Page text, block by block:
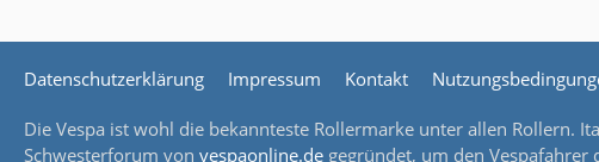
Datenschutzerklärung Impressum Kontakt
Die Vespa ist wohl die bekannteste Rollermarke unter allen Rollern.
Schwesterforum von vespaonline.de gegründet, um den Vespafahrer